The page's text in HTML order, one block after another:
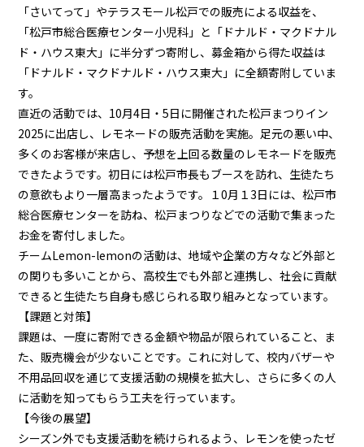
「さいてって」やテラスモール松戸での販売による収益を、
「松戸市総合医療センター小児科」と「ドナルド・マクドナル
ド・ハウス東大」に半分ずつ寄附し、募金箱から得た収益は
「ドナルド・マクドナルド・ハウス東大」に全額寄附していま
す。
直近の活動では、10月4日・5日に開催された松戸まつりイン
2025に出店し、レモネードの販売活動を実施。足元の悪い中、
多くのお客様が来店し、予想を上回る数量のレモネードを販売
できたようです。初日には松戸市長もブースを訪れ、生徒たち
の意欲もより一層高まったようです。１0月１3日には、松戸市
総合医療センターを訪ね、松戸まつりなどでの活動で集まった
お金を寄付しました。
チームLemon-lemonの活動は、地域や企業の方々など外部と
の関りも多いことから、高校生でも外部と連携し、社会に貢献
できると生徒たち自身も感じられる取り組みとなっています。
【課題と対策】
課題は、一度に寄附できる金額や物品が限られていること、ま
た、販売機会が少ないことです。これに対して、校内バザーや
不用品回収を通じて支援活動の規模を拡大し、さらに多くの人
に活動を知ってもらう工夫を行っています。
【今後の展望】
シーズン外でも支援活動を続けられるよう、レモンを使ったゼ